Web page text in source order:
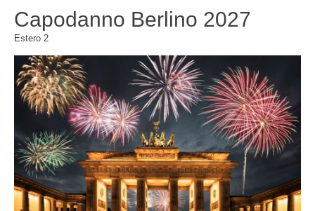
Capodanno Berlino 2027
Estero 2